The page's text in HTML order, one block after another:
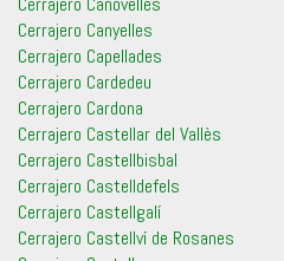
Cerrajero Canyelles
Cerrajero Capellades
Cerrajero Cardedeu
Cerrajero Cardona
Cerrajero Castellar del Vallès
Cerrajero Castellbisbal
Cerrajero Castelldefels
Cerrajero Castellgalí
Cerrajero Castellví de Rosanes